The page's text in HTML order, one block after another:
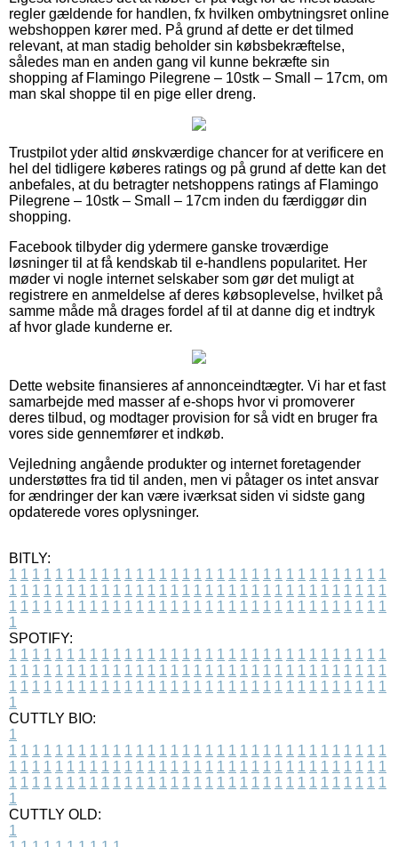
regler gældende for handlen, fx hvilken ombytningsret online
webshoppen kører med. På grund af dette er det tilmed
relevant, at man stadig beholder sin købsbekræftelse,
således man en anden gang vil kunne bekræfte sin
shopping af Flamingo Pilegrene – 10stk – Small – 17cm, om
man skal shoppe til en pige eller dreng.
Trustpilot yder altid ønskværdige chancer for at verificere en
hel del tidligere køberes ratings og på grund af dette kan det
anbefales, at du betragter netshoppens ratings af Flamingo
Pilegrene – 10stk – Small – 17cm inden du færdiggør din
shopping.
Facebook tilbyder dig ydermere ganske troværdige
løsninger til at få kendskab til e-handlens popularitet. Her
møder vi nogle internet selskaber som gør det muligt at
registrere en anmeldelse af deres købsoplevelse, hvilket på
samme måde må drages fordel af til at danne dig et indtryk
af hvor glade kunderne er.
Dette website finansieres af annonceindtægter. Vi har et fast
samarbejde med masser af e-shops hvor vi promoverer
deres tilbud, og modtager provision for så vidt en bruger fra
vores side gennemfører et indkøb.
Vejledning angående produkter og internet foretagender
understøttes fra tid til anden, men vi påtager os intet ansvar
for ændringer der kan være iværksat siden vi sidste gang
opdaterede vores oplysninger.
BITLY:
1 1 1 1 1 1 1 1 1 1 1 1 1 1 1 1 1 1 1 1 1 1 1 1 1 1 1 1 1 1 1 1 1
1 1 1 1 1 1 1 1 1 1 1 1 1 1 1 1 1 1 1 1 1 1 1 1 1 1 1 1 1 1 1 1 1
1 1 1 1 1 1 1 1 1 1 1 1 1 1 1 1 1 1 1 1 1 1 1 1 1 1 1 1 1 1 1 1 1
1
SPOTIFY:
1 1 1 1 1 1 1 1 1 1 1 1 1 1 1 1 1 1 1 1 1 1 1 1 1 1 1 1 1 1 1 1 1
1 1 1 1 1 1 1 1 1 1 1 1 1 1 1 1 1 1 1 1 1 1 1 1 1 1 1 1 1 1 1 1 1
1 1 1 1 1 1 1 1 1 1 1 1 1 1 1 1 1 1 1 1 1 1 1 1 1 1 1 1 1 1 1 1 1
1
CUTTLY BIO:
1
1 1 1 1 1 1 1 1 1 1 1 1 1 1 1 1 1 1 1 1 1 1 1 1 1 1 1 1 1 1 1 1 1
1 1 1 1 1 1 1 1 1 1 1 1 1 1 1 1 1 1 1 1 1 1 1 1 1 1 1 1 1 1 1 1 1
1 1 1 1 1 1 1 1 1 1 1 1 1 1 1 1 1 1 1 1 1 1 1 1 1 1 1 1 1 1 1 1 1
1
CUTTLY OLD:
1